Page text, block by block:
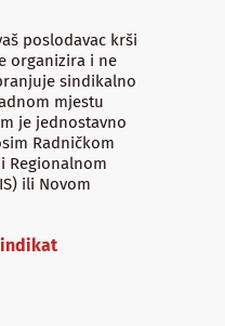
poslodavac krši
organizira i ne
sindikalno
mjestu
je jednostavno
Radničkom
Regionalnom
ili Novom